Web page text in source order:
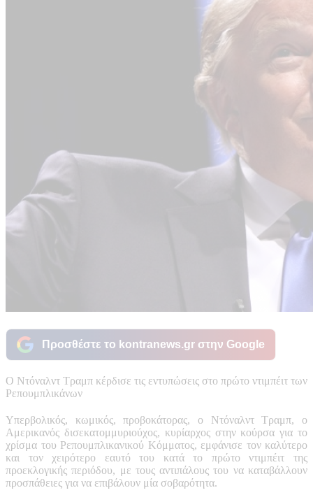
Προσθέστε το kontranews.gr στην Google
Ο Ντόναλντ Τραμπ κέρδισε τις εντυπώσεις στο πρώτο ντιμπέιτ των
Ρεπουμπλικάνων
Υπερβολικός, κωμικός, προβοκάτορας, ο Ντόναλντ Τραμπ, ο
Αμερικανός δισεκατομμυριούχος, κυρίαρχος στην κούρσα για το
χρίσμα του Ρεπουμπλικανικού Κόμματος, εμφάνισε τον καλύτερο
και τον χειρότερο εαυτό του κατά το πρώτο ντιμπέιτ της
προεκλογικής περιόδου, με τους αντιπάλους του να καταβάλλουν
προσπάθειες για να επιβάλουν μία σοβαρότητα.